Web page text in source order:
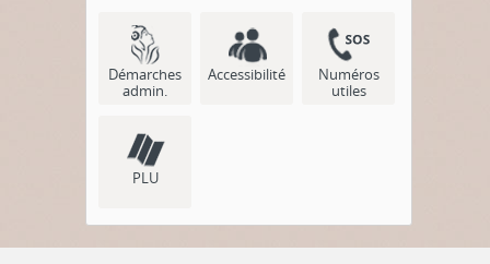
Démarches
admin.
Accessibilité
Numéros
utiles
PLU